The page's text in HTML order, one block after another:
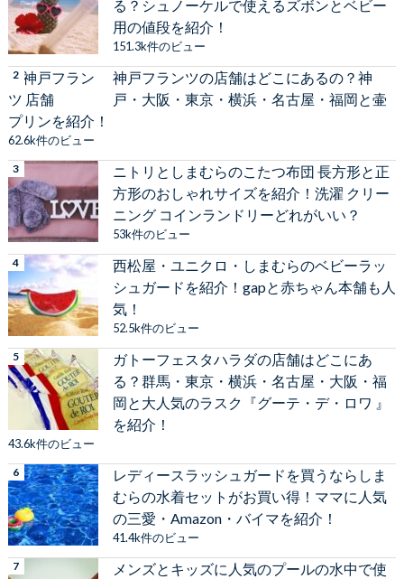
る？シュノーケルで使えるズボンとベビー
用の値段を紹介！
151.3k件のビュー
神戸フランツの店舗はどこにあるの？神
戸・大阪・東京・横浜・名古屋・福岡と壷
プリンを紹介！
62.6k件のビュー
ニトリとしまむらのこたつ布団 長方形と正
方形のおしゃれサイズを紹介！洗濯 クリー
ニング コインランドリーどれがいい？
53k件のビュー
西松屋・ユニクロ・しまむらのベビーラッ
シュガードを紹介！gapと赤ちゃん本舗も人
気！
52.5k件のビュー
ガトーフェスタハラダの店舗はどこにあ
る？群馬・東京・横浜・名古屋・大阪・福
岡と大人気のラスク『グーテ・デ・ロワ 』
を紹介！
43.6k件のビュー
レディースラッシュガードを買うならしま
むらの水着セットがお買い得！ママに人気
の三愛・Amazon・バイマを紹介！
41.4k件のビュー
メンズとキッズに人気のプールの水中で使